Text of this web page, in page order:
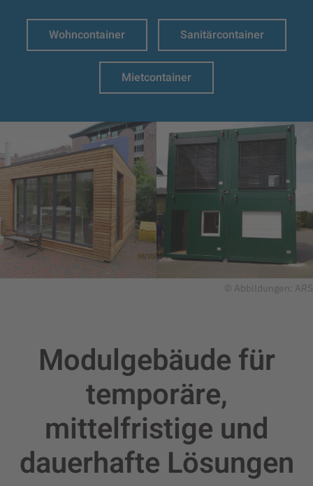
Wohncontainer Sanitärcontainer
Mietcontainer
© Abbildungen: ARS
Modulgebäude für
temporäre,
mittelfristige und
dauerhafte Lösungen